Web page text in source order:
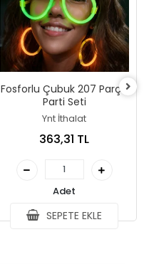
Fosforlu Çubuk 207 Parça
Parti Seti
Ynt İthalat
363,31 TL
Adet
SEPETE EKLE